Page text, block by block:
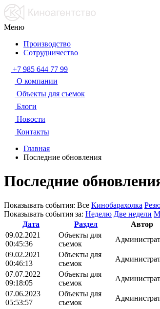
Меню
Производство
Сотрудничество
+7 985 644 77 99
О компании
Объекты для съемок
Блоги
Новости
Контакты
Главная
Последние обновления
Последние
Показывать события: Все Кинобарахолка
Показывать события за: Неделю Две недели
Дата
Раздел Автор
09.02.2021
00:45:36
Объекты для
съемок
09.02.2021
00:46:13
Объекты для
съемок
07.07.2022
09:18:05
Объекты для
съемок
07.06.2023
05:53:57
Объекты для
съемок